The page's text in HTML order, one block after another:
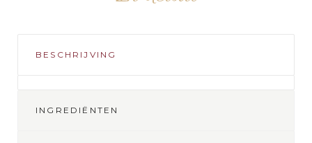
BESCHRIJVING
INGREDIËNTEN